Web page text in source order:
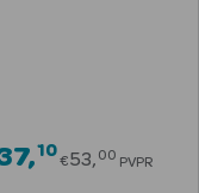
10Price
€53 00 PVPR